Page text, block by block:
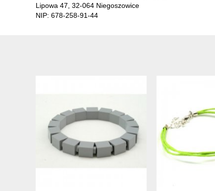
Lipowa 47, 32-064 Niegoszowice
NIP: 678-258-91-44